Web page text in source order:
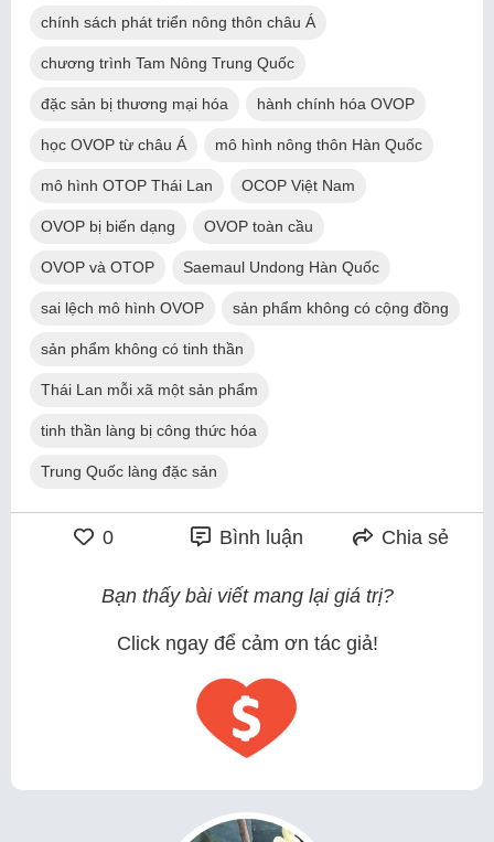
chính sách phát triển nông thôn châu Á
chương trình Tam Nông Trung Quốc
đặc sản bị thương mại hóa hành chính hóa OVOP
học OVOP từ châu Á mô hình nông thôn Hàn Quốc
mô hình OTOP Thái Lan OCOP Việt Nam
OVOP bị biến dạng OVOP toàn cầu
OVOP và OTOP Saemaul Undong Hàn Quốc
sai lệch mô hình OVOP sản phẩm không có cộng đồng
sản phẩm không có tinh thần
Thái Lan mỗi xã một sản phẩm
tinh thần làng bị công thức hóa
Trung Quốc làng đặc sản
0 Bình luận Chia sẻ
Bạn thấy bài viết mang lại giá trị?
Click ngay để cảm ơn tác giả!